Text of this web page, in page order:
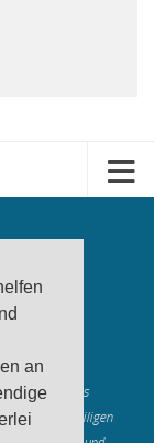
an
dieses
der jeweiligen